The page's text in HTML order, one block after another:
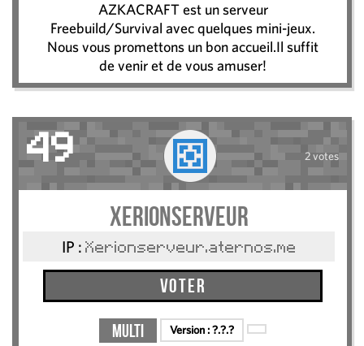
AZKACRAFT est un serveur
Freebuild/Survival avec quelques mini-jeux.
Nous vous promettons un bon accueil.Il suffit
de venir et de vous amuser!
49 2 votes
Xerionserveur
IP : Xerionserveur.aternos.me
Voter
Multi Version :?.?.?